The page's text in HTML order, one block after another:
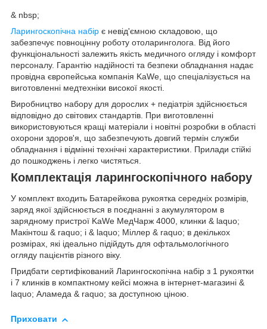
& nbsp;
Ларингоскопічна набір є невід'ємною складовою, що
забезпечує повноцінну роботу отоларинголога. Від його
функціональності залежить якість медичного огляду і комфорт
персоналу. Гарантію надійності та безпеки обладнання надає
провідна європейська компанія KaWe, що спеціалізується на
виготовленні медтехніки високої якості.
Виробництво набору для дорослих + педіатрія здійснюється
відповідно до світових стандартів. При виготовленні
використовуються кращі матеріали і новітні розробки в області
охорони здоров'я, що забезпечують довгий термін служби
обладнання і відмінні технічні характеристики. Прилади стійкі
до пошкоджень і легко чистяться.
Комплектація ларингоскопічного набору
У комплект входить Батарейкова рукоятка середніх розмірів,
заряд якої здійснюється в поєднанні з акумулятором в
зарядному пристрої KaWe МедЧарж 4000, клинки & laquo;
Макінтош & raquo; і & laquo; Міллер & raquo; в декількох
розмірах, які ідеально підійдуть для офтальмологічного
огляду пацієнтів різного віку.
Придбати сертифікований Ларингоскопічна набір з 1 рукоятки
і 7 клинків в компактному кейсі можна в інтернет-магазині &
laquo; Аламеда & raquo; за доступною ціною.
Приховати